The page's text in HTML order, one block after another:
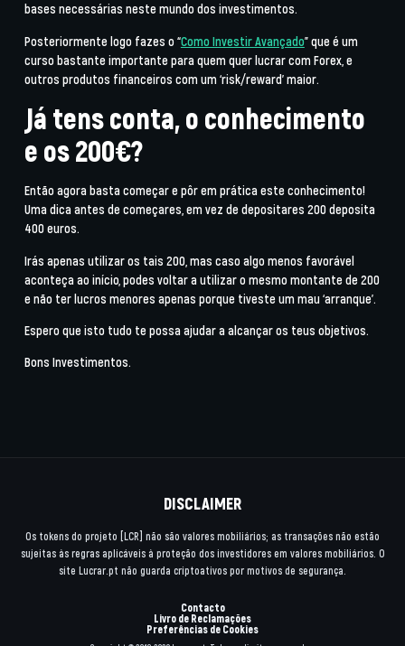
bases necessárias neste mundo dos investimentos.
Posteriormente logo fazes o “Como Investir Avançado” que é um
curso bastante importante para quem quer lucrar com Forex, e
outros produtos financeiros com um ‘risk/reward’ maior.
Já tens conta, o conhecimento
e os 200€?
Então agora basta começar e pôr em prática este conhecimento!
Uma dica antes de começares, em vez de depositares 200 deposita
400 euros.
Irás apenas utilizar os tais 200, mas caso algo menos favorável
aconteça ao início, podes voltar a utilizar o mesmo montante de 200
e não ter lucros menores apenas porque tiveste um mau ‘arranque’.
Espero que isto tudo te possa ajudar a alcançar os teus objetivos.
Bons Investimentos.
DISCLAIMER
Os tokens do projeto [LCR] não são valores mobiliários; as transações não estão
sujeitas às regras aplicáveis à proteção dos investidores em valores mobiliários. O
site Lucrar.pt não guarda criptoativos por motivos de segurança.
Contacto
Livro de Reclamações
Preferências de Cookies